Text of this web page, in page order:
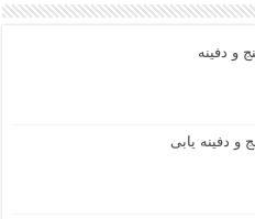
و دفینه
و دفینه یابی